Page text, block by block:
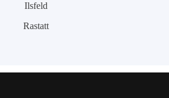
Ilsfeld
Rastatt